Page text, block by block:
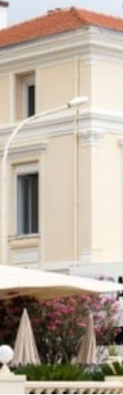
Strasbourg
Toulouse